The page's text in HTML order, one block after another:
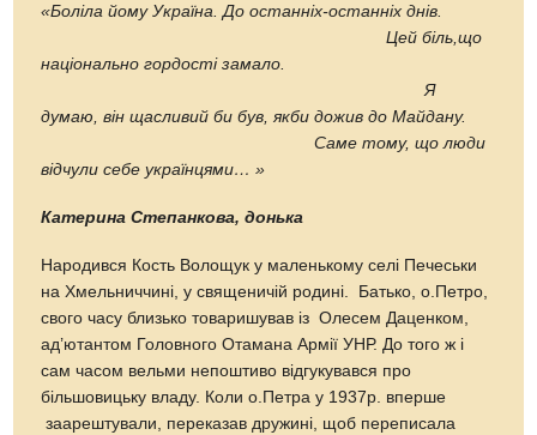
«Боліла йому Україна. До останніх-останніх днів.
Цей біль,що
національно гордості замало.
Я
думаю, він щасливий би був, якби дожив до Майдану.
Саме тому, що люди
відчули себе українцями… »
Катерина Степанкова, донька
Народився Кость Волощук у маленькому селі Печеськи
на Хмельниччині, у священичій родині. Батько, о.Петро,
свого часу близько товаришував із Олесем Даценком,
ад’ютантом Головного Отамана Армії УНР. До того ж і
сам часом вельми непоштиво відгукувався про
більшовицьку владу. Коли о.Петра у 1937р. вперше
заарештували, переказав дружині, щоб переписала